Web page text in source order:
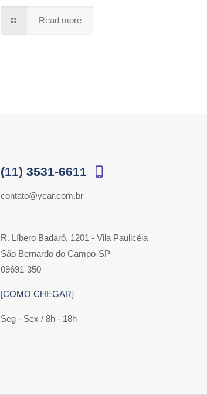
Read more
(11) 3531-6611
contato@ycar.com.br
R. Líbero Badaró, 1201 - Vila Paulicéia
São Bernardo do Campo-SP
09691-350
[COMO CHEGAR]
Seg - Sex / 8h - 18h